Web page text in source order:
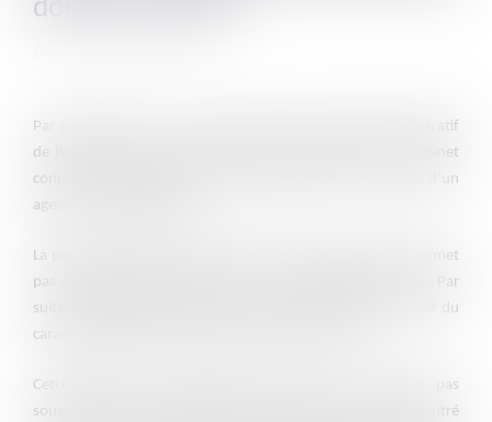
Par sa décision du 17 novembre 2020, le Tribunal administratif
de Bordeaux a suivi le raisonnement développé par le Cabinet
concernant l’illégalité de la décision mettant fin au stage d’un
agent par l’administration.
La période de stage, en droit de la fonction publique, ne permet
pas aux agents de bénéficier du statut des fonctionnaires. Par
suite, les stagiaires sont soumis à un statut particulier, du fait du
caractère probatoire et provisoire de leur situation.
Cette période, si particulière soit-elle, n’est toutefois pas
soustraite à toute protection, c’est ce que nous avons démontré